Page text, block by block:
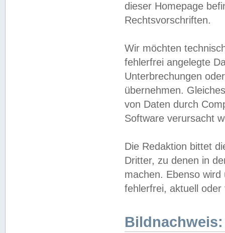
dieser Homepage
Rechtsvorschriften.
Wir möchten
fehlerfrei angelegte
Unterbrechungen
übernehmen.
von Daten durch
Software verursacht
Die Redaktion bittet
Dritter, zu denen in
machen. Ebenso
fehlerfrei, aktuell oder
Bildnachweis: